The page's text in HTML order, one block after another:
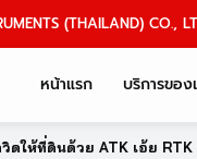
(THAILAND) CO.,
หน้าแรก บริการของ
ดให้ที่ดินด้วย ATK เอ้ย RTK